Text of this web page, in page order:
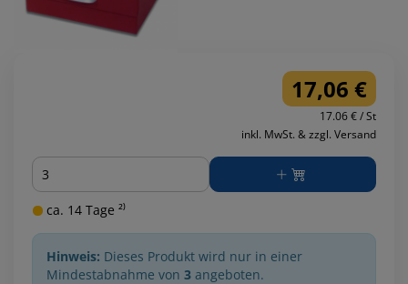
17,06 €
17.06 € / St
inkl. MwSt. & zzgl. Versand
Menge
ca. 14 Tage ²⁾
Hinweis: Dieses Produkt wird nur in einer
Mindestabnahme von 3 angeboten.